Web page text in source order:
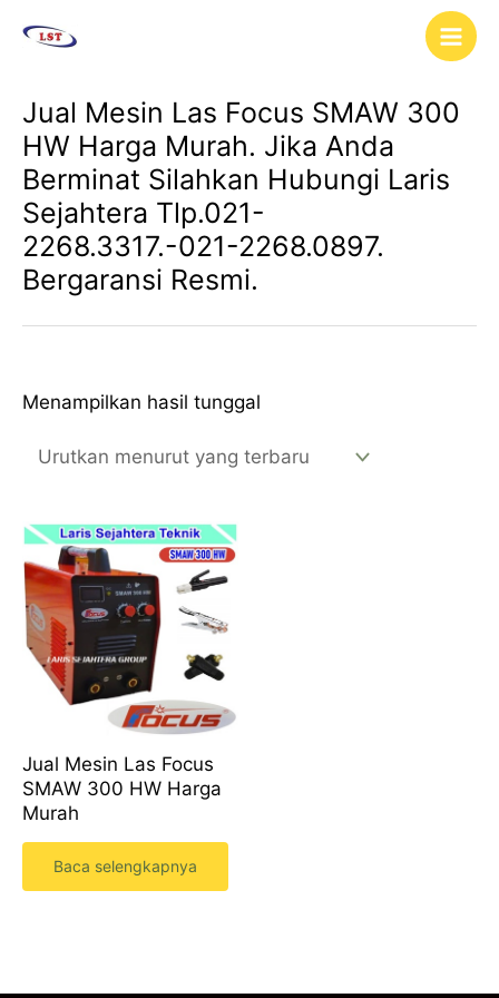
Main
Jual Mesin Las Focus SMAW 300
HW Harga Murah. Jika Anda
Berminat Silahkan Hubungi Laris
Sejahtera Tlp.021-
2268.3317.-021-2268.0897.
Bergaransi Resmi.
Menampilkan hasil tunggal
Jual Mesin Las Focus
SMAW 300 HW Harga
Murah
Baca selengkapnya